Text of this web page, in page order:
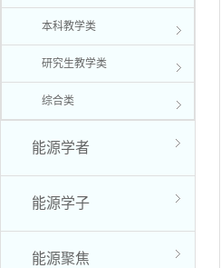
本科教学类
研究生教学类
综合类
能源学者
能源学子
能源聚焦